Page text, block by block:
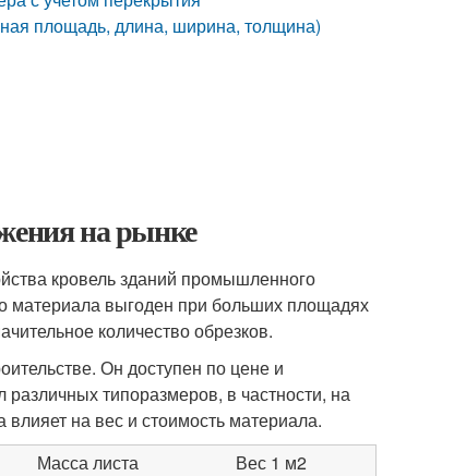
площадь, длина, ширина, толщина)
на рынке
кровель зданий промышленного
материала выгоден при больших площадях
количество обрезков.
Он доступен по цене и
типоразмеров, в частности, на
на вес и стоимость материала.
Масса листа Вес 1 м2